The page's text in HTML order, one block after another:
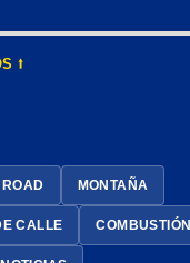
⭡
ROAD MONTAÑA
CALLE COMBUSTIÓN